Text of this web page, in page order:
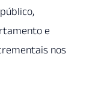
e
nos